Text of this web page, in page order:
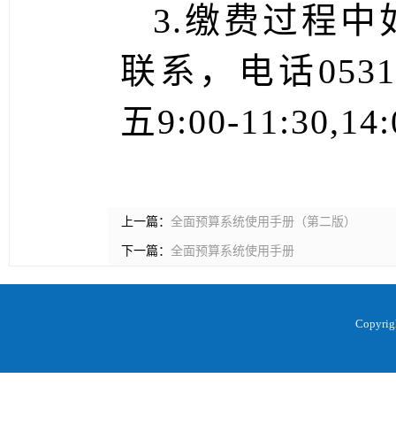
3.缴费过程中
联系，电话
五9:00-
上一篇： 全面预算系统使用手册（第二版）
下一篇： 全面预算系统使用手册